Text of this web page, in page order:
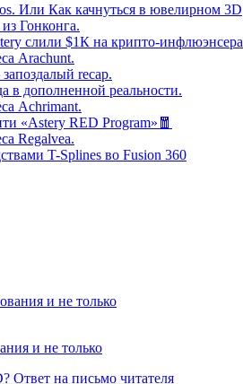
Или Как качнуться в ювелирном 3D
Гонконга.
слили $1К на крипто-инфлюэнсера
Arachunt.
recap.
в дополненной реальности.
Achrimant.
«Astery RED Program»🧧
Regalvea.
T-Splines во Fusion 360
и не только